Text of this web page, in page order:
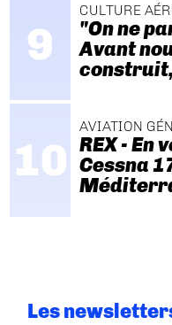
CULTURE
"On ne
Avant
AVIATION
REX - En
Cessna
Les